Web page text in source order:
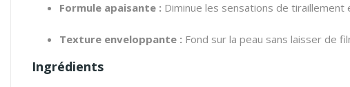
Formule apaisante : Diminue les sensations de tiraillement
Texture enveloppante : Fond sur la peau sans laisser de
Ingrédients